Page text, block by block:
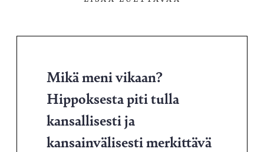
Mikä meni vikaan?
Hippoksesta piti tulla
kansallisesti ja
kansainvälisesti merkittävä